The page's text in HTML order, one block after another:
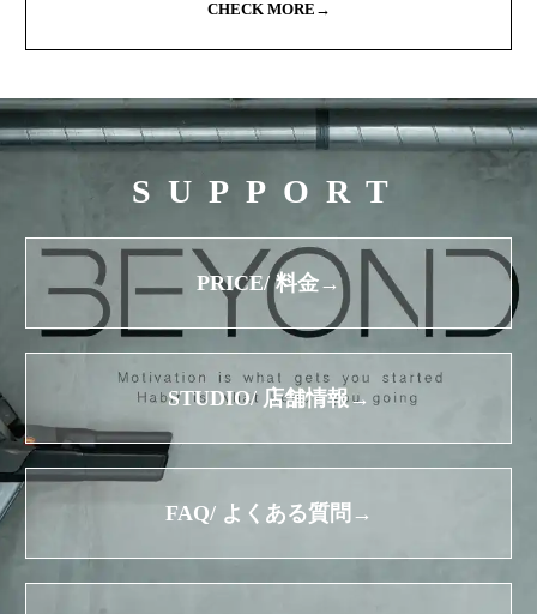
CHECK MORE→
SUPPORT
PRICE/ 料金→
STUDIO/ 店舗情報→
FAQ/ よくある質問→